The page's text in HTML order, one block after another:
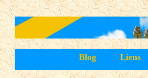
Liens
Blog